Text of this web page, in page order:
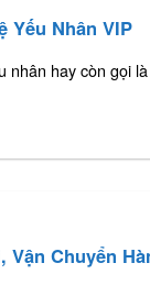
Yếu Nhân VIP
nhân hay còn gọi
Vận Chuyển